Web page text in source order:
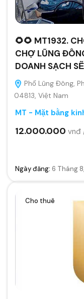
🌻🌻 MT1932.
CHỢ LŨNG
DOANH SẠCH
Phố Lũng Đông,
04813, Việt Nam
MT - Mặt bằng
12.000.000 vnđ
Ngày đăng: 6 Tháng
Cho thuê